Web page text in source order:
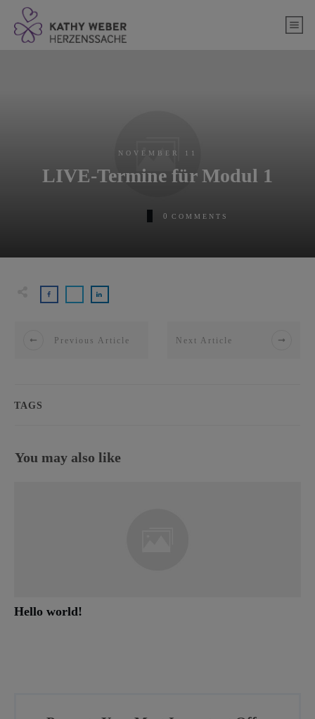
springen
NOVEMBER 11
LIVE-Termine für Modul 1
0 COMMENTS
Previous Article Next Article
TAGS
You may also like
Hello world!